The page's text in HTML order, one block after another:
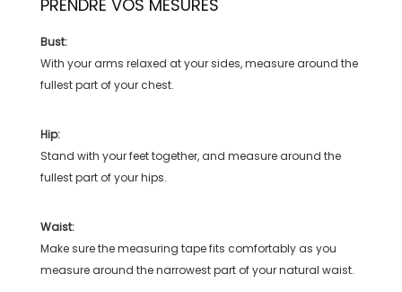
PRENDRE VOS MESURES
Bust:
With your arms relaxed at your sides, measure around the
fullest part of your chest.
Hip:
Stand with your feet together, and measure around the
fullest part of your hips.
Waist:
Make sure the measuring tape fits comfortably as you
measure around the narrowest part of your natural waist.